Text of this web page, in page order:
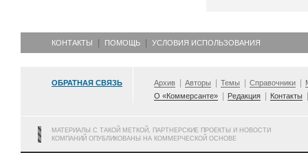
КОНТАКТЫ ПОМОЩЬ УСЛОВИЯ ИСПОЛЬЗОВАНИЯ
ОБРАТНАЯ СВЯЗЬ Архив Авторы Темы Справочники
О «Коммерсанте»
Редакция Контакты
МАТЕРИАЛЫ С ТАКОЙ МЕТКОЙ, ПАРТНЕРСКИЕ ПРОЕКТЫ И НОВОСТИ
КОМПАНИЙ ОПУБЛИКОВАНЫ НА КОММЕРЧЕСКОЙ ОСНОВЕ